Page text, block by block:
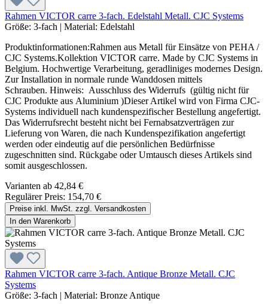
Rahmen VICTOR carre 3-fach. Edelstahl Metall. CJC Systems
Größe: 3-fach | Material: Edelstahl
Produktinformationen:Rahmen aus Metall für Einsätze von PEHA /
CJC Systems.Kollektion VICTOR carre. Made by CJC Systems in
Belgium. Hochwertige Verarbeitung, geradliniges modernes Design.
Zur Installation in normale runde Wanddosen mittels
Schrauben. Hinweis: Ausschluss des Widerrufs (gültig nicht für
CJC Produkte aus Aluminium )Dieser Artikel wird von Firma CJC-
Systems individuell nach kundenspezifischer Bestellung angefertigt.
Das Widerrufsrecht besteht nicht bei Fernabsatzverträgen zur
Lieferung von Waren, die nach Kundenspezifikation angefertigt
werden oder eindeutig auf die persönlichen Bedürfnisse
zugeschnitten sind. Rückgabe oder Umtausch dieses Artikels sind
somit ausgeschlossen.
Varianten ab 42,84 €
Regulärer Preis: 154,70 €
Preise inkl. MwSt. zzgl. Versandkosten
In den Warenkorb
Rahmen VICTOR carre 3-fach. Antique Bronze Metall. CJC
Systems
Größe: 3-fach | Material: Bronze Antique